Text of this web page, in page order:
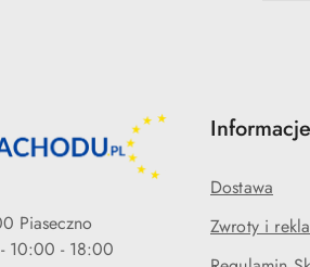
Piaseczno
- 10:00 - 18:00
Informacje
Dostawa
Zwroty i